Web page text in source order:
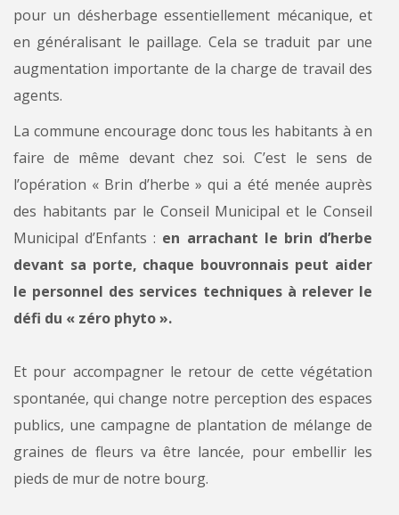
pour un désherbage essentiellement mécanique, et
en généralisant le paillage. Cela se traduit par une
augmentation importante de la charge de travail des
agents.
La commune encourage donc tous les habitants à en
faire de même devant chez soi. C’est le sens de
l’opération « Brin d’herbe » qui a été menée auprès
des habitants par le Conseil Municipal et le Conseil
Municipal d’Enfants : en arrachant le brin d’herbe
devant sa porte, chaque bouvronnais peut aider
le personnel des services techniques à relever le
défi du « zéro phyto ».
Et pour accompagner le retour de cette végétation
spontanée, qui change notre perception des espaces
publics, une campagne de plantation de mélange de
graines de fleurs va être lancée, pour embellir les
pieds de mur de notre bourg.